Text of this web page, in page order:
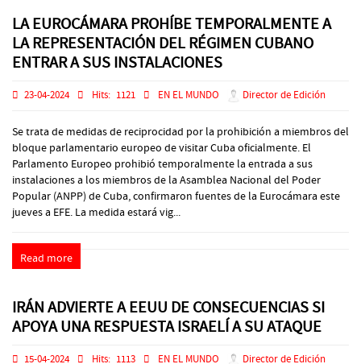
LA EUROCÁMARA PROHÍBE TEMPORALMENTE A
LA REPRESENTACIÓN DEL RÉGIMEN CUBANO
ENTRAR A SUS INSTALACIONES
23-04-2024 Hits: 1121 EN EL MUNDO Director de Edición
Se trata de medidas de reciprocidad por la prohibición a miembros del
bloque parlamentario europeo de visitar Cuba oficialmente. El
Parlamento Europeo prohibió temporalmente la entrada a sus
instalaciones a los miembros de la Asamblea Nacional del Poder
Popular (ANPP) de Cuba, confirmaron fuentes de la Eurocámara este
jueves a EFE. La medida estará vig...
Read more
IRÁN ADVIERTE A EEUU DE CONSECUENCIAS SI
APOYA UNA RESPUESTA ISRAELÍ A SU ATAQUE
15-04-2024 Hits: 1113 EN EL MUNDO Director de Edición